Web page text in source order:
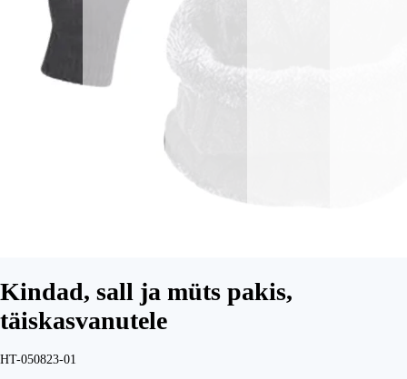
Kindad, sall ja müts pakis,
täiskasvanutele
HT-050823-01